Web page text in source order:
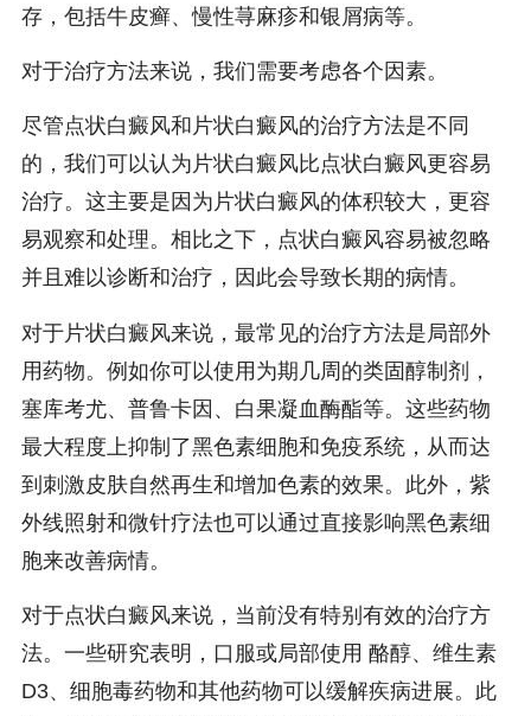
存，包括牛皮癣、慢性荨麻疹和银屑病等。
对于治疗方法来说，我们需要考虑各个因素。
尽管点状白癜风和片状白癜风的治疗方法是不同
的，我们可以认为片状白癜风比点状白癜风更容易
治疗。这主要是因为片状白癜风的体积较大，更容
易观察和处理。相比之下，点状白癜风容易被忽略
并且难以诊断和治疗，因此会导致长期的病情。
对于片状白癜风来说，最常见的治疗方法是局部外
用药物。例如你可以使用为期几周的类固醇制剂，
塞库考尤、普鲁卡因、白果凝血酶酯等。这些药物
最大程度上抑制了黑色素细胞和免疫系统，从而达
到刺激皮肤自然再生和增加色素的效果。此外，紫
外线照射和微针疗法也可以通过直接影响黑色素细
胞来改善病情。
对于点状白癜风来说，当前没有特别有效的治疗方
法。一些研究表明，口服或局部使用 酪醇、维生素
D3、细胞毒药物和其他药物可以缓解疾病进展。此